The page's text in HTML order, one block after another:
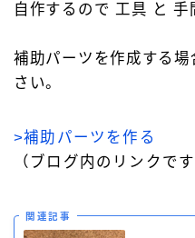
自作するので 工具 と 手
補助パーツを作成する
さい。
>補助パーツを作る
（ブログ内のリンクです
関連記事